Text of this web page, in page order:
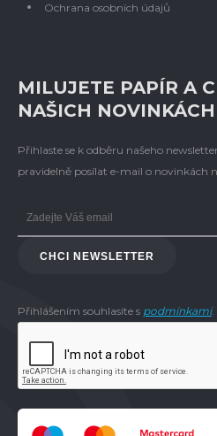
Ochrana osobních údajů
MILUJETE PAPÍR A
NAŠICH
Přihlaste se k odběru našeho
pravidelně posílat e-mail o novinkách
CHCI NEWSLETTER
Přihlášením souhlasíte s podmínkami.